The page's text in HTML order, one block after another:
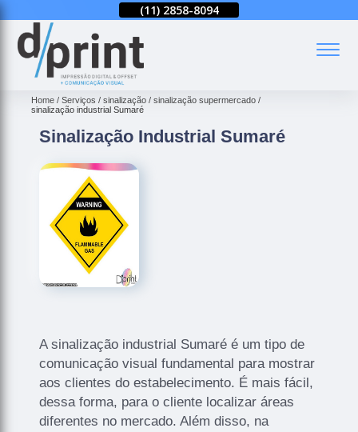
(11) 2858-8094 (11)
Home Serviços sinalização
sinalização supermercado
sinalização industrial Sumaré
Sinalização Industrial Sumaré
A sinalização industrial Sumaré é um tipo de
comunicação visual fundamental para mostrar
aos clientes do estabelecimento. É mais fácil,
dessa forma, para o cliente localizar áreas
diferentes no mercado. Além disso, na